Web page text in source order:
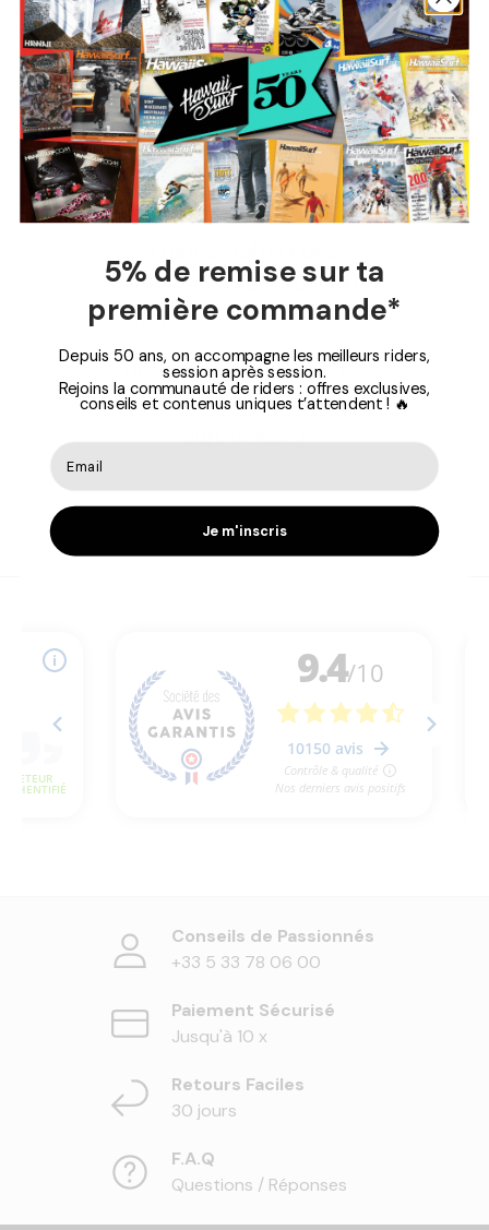
(lundi au vendredi de
9/13h - 14/18h)
Livraison Gratuite
149,95€* (hors surf, ski,
snowboard, sup, vélos...)
UE : Offert dès 199,95€*
(hors surf, ski, snowboard,
sup, vélos...)
Conseils de Passionnés
+33 5 33 78 06 00
Paiement Sécurisé
Jusqu'à 10 x
Retours Faciles
30 jours
F.A.Q
Questions / Réponses
5% de remise sur ta
première commande*
Depuis 50 ans, on accompagne les meilleurs riders,
session après session.
Rejoins la communauté de riders : offres exclusives,
conseils et contenus uniques t’attendent ! 🔥
Je m'inscris